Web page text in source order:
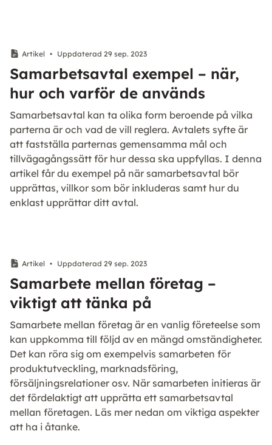
Artikel • Uppdaterad 29 sep. 2023
Samarbetsavtal exempel – när,
hur och varför de används
Samarbetsavtal kan ta olika form beroende på vilka
parterna är och vad de vill reglera. Avtalets syfte är
att fastställa parternas gemensamma mål och
tillvägagångssätt för hur dessa ska uppfyllas. I denna
artikel får du exempel på när samarbetsavtal bör
upprättas, villkor som bör inkluderas samt hur du
enklast upprättar ditt avtal.
Artikel • Uppdaterad 29 sep. 2023
Samarbete mellan företag –
viktigt att tänka på
Samarbete mellan företag är en vanlig företeelse som
kan uppkomma till följd av en mängd omständigheter.
Det kan röra sig om exempelvis samarbeten för
produktutveckling, marknadsföring,
försäljningsrelationer osv. När samarbeten initieras är
det fördelaktigt att upprätta ett samarbetsavtal
mellan företagen. Läs mer nedan om viktiga aspekter
att ha i åtanke.